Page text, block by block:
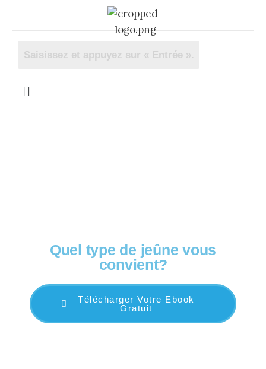
Quel type de jeûne vous
convient?
Télécharger Votre Ebook
Gratuit